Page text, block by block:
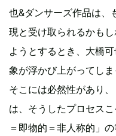
也&ダンサーズ作品は、
現と受け取られるかも
ようとするとき、大橋
象が浮かび上がってし
そこには必然性があり
は、そうしたプロセス
＝即物的＝非人称的」